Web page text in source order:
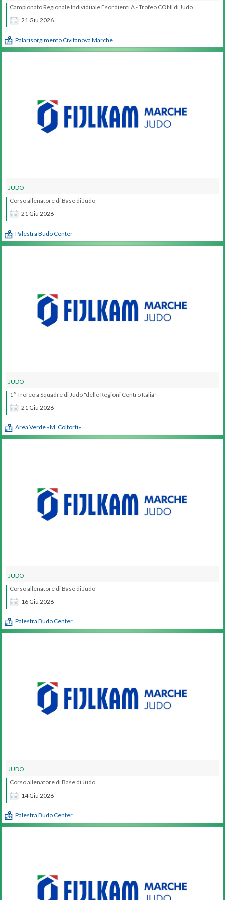
21 Giu 2026
Campionato Regionale Individuale Esordienti A - Trofeo CONI di Judo
Palarisorgimento Civitanova Marche
JUDO
21 Giu 2026
Corso allenatore di Base di Judo
Palestra Budo Center
JUDO
21 Giu 2026
1° Trofeo a Squadre di Judo "delle Regioni Centro Italia"
Area Verde «M. Coltorti»
JUDO
16 Giu 2026
Corso allenatore di Base di Judo
Palestra Budo Center
JUDO
14 Giu 2026
Corso allenatore di Base di Judo
Palestra Budo Center